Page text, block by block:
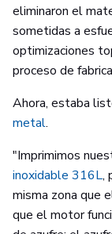
eliminaron el
sometidas a
optimizaciones
proceso de
Ahora, estaba
metal.
"Imprimimos
inoxidable 316L,
misma zona que
que el motor